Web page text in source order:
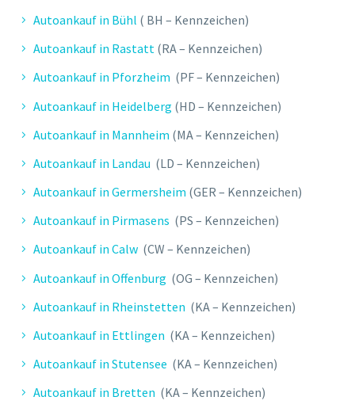
Autoankauf in Bühl ( BH – Kennzeichen)
Autoankauf in Rastatt (RA – Kennzeichen)
Autoankauf in Pforzheim (PF – Kennzeichen)
Autoankauf in Heidelberg (HD – Kennzeichen)
Autoankauf in Mannheim (MA – Kennzeichen)
Autoankauf in Landau (LD – Kennzeichen)
Autoankauf in Germersheim (GER – Kennzeichen)
Autoankauf in Pirmasens (PS – Kennzeichen)
Autoankauf in Calw (CW – Kennzeichen)
Autoankauf in Offenburg (OG – Kennzeichen)
Autoankauf in Rheinstetten (KA – Kennzeichen)
Autoankauf in Ettlingen (KA – Kennzeichen)
Autoankauf in Stutensee (KA – Kennzeichen)
Autoankauf in Bretten (KA – Kennzeichen)